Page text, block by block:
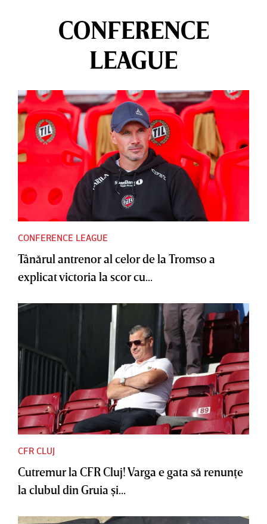
CONFERENCE
LEAGUE
CONFERENCE LEAGUE
Tânărul antrenor al celor de la Tromso a
explicat victoria la scor cu...
CFR CLUJ
Cutremur la CFR Cluj! Varga e gata să renunţe
la clubul din Gruia şi...